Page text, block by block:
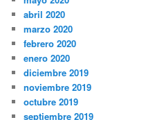
abril 2020
marzo 2020
febrero 2020
enero 2020
diciembre 2019
noviembre 2019
octubre 2019
septiembre 2019